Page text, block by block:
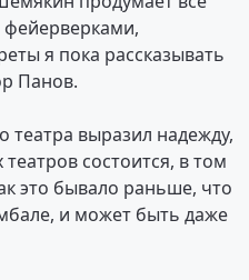
я пока рассказывать
Панов.
театра выразил надежду,
состоится, в том
это бывало раньше, что
и может быть даже